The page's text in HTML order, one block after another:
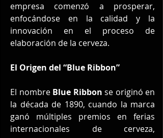
empresa comenzó a prosperar,
enfocándose en la calidad y la
innovación en el proceso de
elaboración de la cerveza.
El Origen del “Blue Ribbon”
El nombre Blue Ribbon se originó en
la década de 1890, cuando la marca
ganó múltiples premios en ferias
internacionales de cerveza,